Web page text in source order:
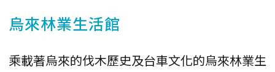
烏來林業生活館
乘載著烏來的伐木歷史及台車文化的烏來林業生